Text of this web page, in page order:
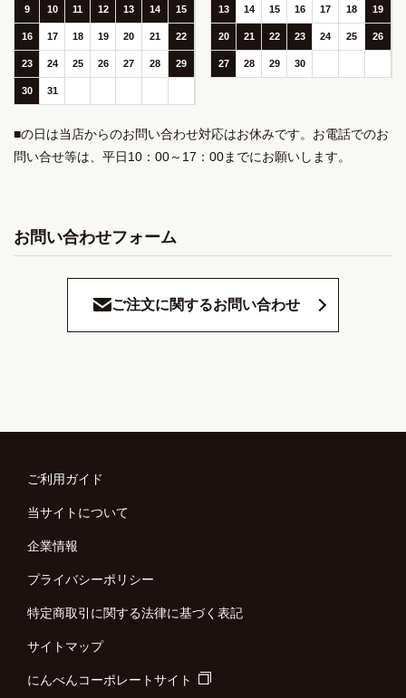
9 10 11 12 13 14 15
16 17 18 19 20 21 22
23 24 25 26 27 28 29
30 31
13 14 15 16 17 18 19
20 21 22 23 24 25 26
27 28 29 30
■の日は当店からのお問い合わせ対応はお休みです。お電話でのお
問い合せ等は、平日10：00～17：00までにお願いします。
お問い合わせフォーム
ご注文に関するお問い合わせ
ご利用ガイド
当サイトについて
企業情報
プライバシーポリシー
特定商取引に関する法律に基づく表記
サイトマップ
にんべんコーポレートサイト